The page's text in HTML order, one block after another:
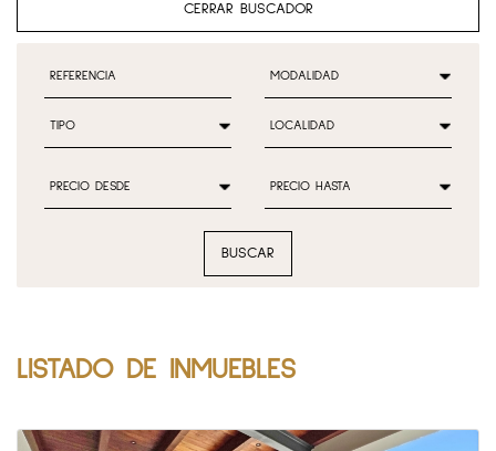
CERRAR BUSCADOR
BUSCAR
LISTADO DE INMUEBLES